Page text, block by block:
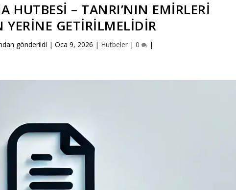
HUTBESI – TANRI’NIN EMIRLERI
YERINE GETIRILMELIDIR
gönderildi |Oca 9, 2026 | Hutbeler |0 |